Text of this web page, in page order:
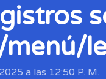
a las 12:50 P. M.